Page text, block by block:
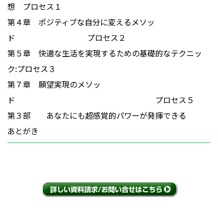
想 プロセス１
第４章 ポジティブな自分に変えるメソッ
ド プロセス２
第５章 快適な生活を実現するための基礎的なテクニッ
ク:プロセス３
第７章 願望実現のメソッ
ド プロセス５
第３部 あなたにも超感覚的パワーが発揮できる
あとがき